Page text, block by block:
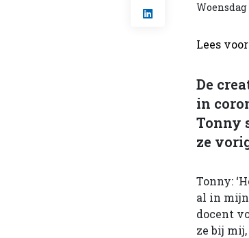
Lees voor
De
in
Tonny
ze
Tonny:
al in
docent
ze bij